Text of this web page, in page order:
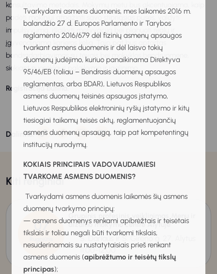
Tvarkydami asmens duomenis, mes laikomės 2016 m.
balandžio 27 d. Europos Parlamento ir Tarybos
reglamento 2016/679 dėl fizinių asmenų apsaugos
tvarkant asmens duomenis ir dėl laisvo tokių
duomenų judėjimo, kuriuo panaikinama Direktyva
95/46/EB (toliau – Bendrasis duomenų apsaugos
reglamentas, arba BDAR), Lietuvos Respublikos
asmens duomenų teisinės apsaugos įstatymo,
Lietuvos Respublikos elektroninių ryšių įstatymo ir kitų
tiesiogiai taikomų teisės aktų, reglamentuojančių
asmens duomenų apsaugą, taip pat kompetentingų
institucijų nurodymų.
KOKIAIS PRINCIPAIS VADOVAUDAMIESI
TVARKOME ASMENS DUOMENIS?
Tvarkydami asmens duomenis laikomės šių asmens
duomenų tvarkymo principų:
— asmens duomenys renkami apibrėžtais ir teisėtais
tikslais ir toliau negali būti tvarkomi tikslais,
nesuderinamais su nustatytaisiais prieš renkant
asmens duomenis (apibrėžtumo ir teisėtų tikslų
principas);
konsultavimo metodais. Mokymų metu bus akcentuojama, kaip
padėti mokiniui atpažinti savo stipriąsias puses, valdyti
impulsyvumą, išlaikyti motyvaciją bei planuoti realų ir
įgyvendinamą karjeros kelią. Taip pat bus aptartas
bendradarbiavimas su tėvais bei mokyklos bendruomene,
siekiant nuoseklaus palaikymo ir įgalinimo.
Registracija būtina.
Dalintis:
Kiti renginiai
07
2026
Grupinis profesinis veiklinimas Menų ir
dizaino mokymo centre Alytuje
S. Dariaus ir S. Girėno g. 27, Alytus
11:00-12:00